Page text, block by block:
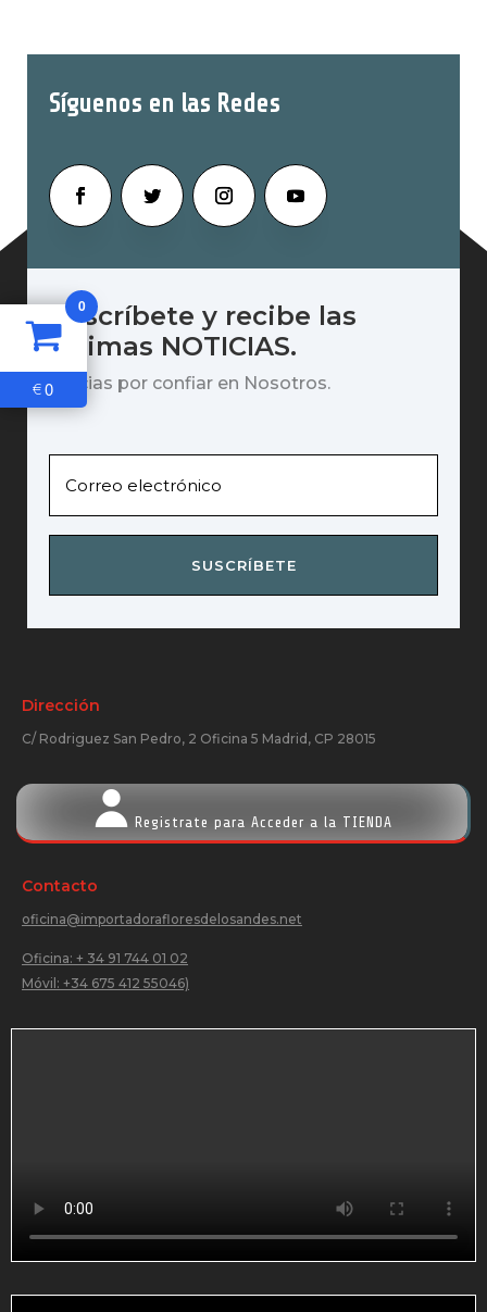
Síguenos en las Redes
Suscríbete y recibe las
últimas NOTICIAS.
Gracias por confiar en Nosotros.
SUSCRÍBETE
Dirección
C/ Rodriguez San Pedro, 2 Oficina 5 Madrid, CP 28015
Registrate para Acceder a la TIENDA
Contacto
oficina@importadorafloresdelosandes.net
Oficina: + 34 91 744 01 02
Móvil: +34 675 412 55046)
0
€0